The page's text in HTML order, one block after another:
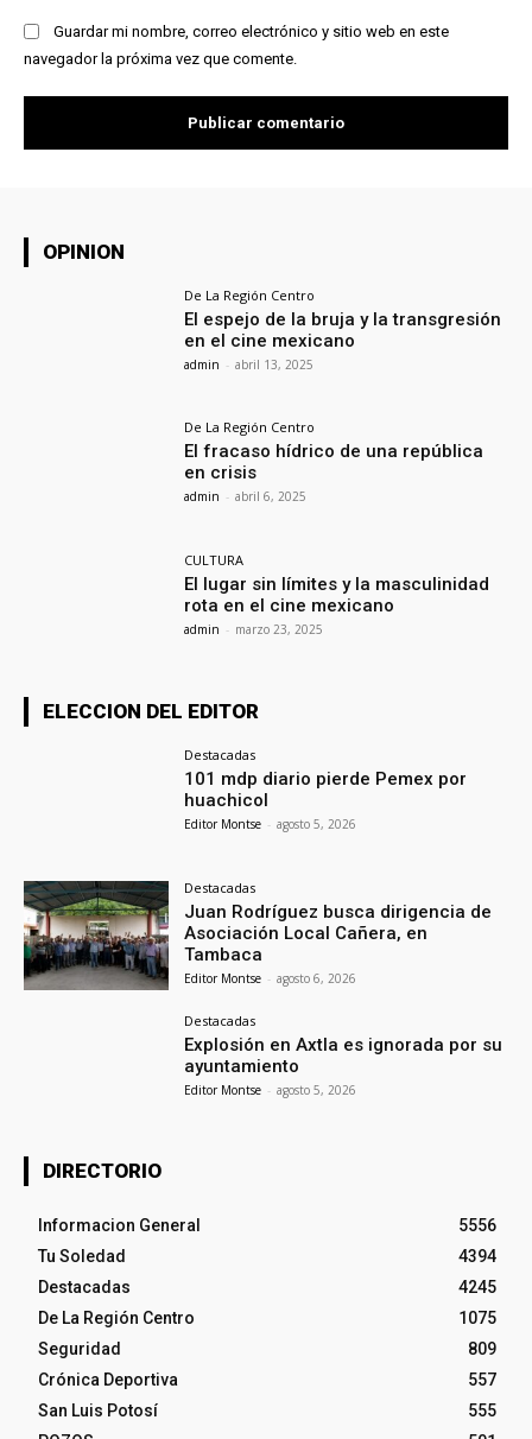
Guardar mi nombre, correo electrónico y sitio web en este
navegador la próxima vez que comente.
OPINION
De La Región Centro
El espejo de la bruja y la transgresión
en el cine mexicano
admin - abril 13, 2025
De La Región Centro
El fracaso hídrico de una república
en crisis
admin - abril 6, 2025
CULTURA
El lugar sin límites y la masculinidad
rota en el cine mexicano
admin - marzo 23, 2025
ELECCION DEL EDITOR
Destacadas
101 mdp diario pierde Pemex por
huachicol
Editor Montse - agosto 5, 2026
Destacadas
Juan Rodríguez busca dirigencia de
Asociación Local Cañera, en
Tambaca
Editor Montse - agosto 6, 2026
Destacadas
Explosión en Axtla es ignorada por su
ayuntamiento
Editor Montse - agosto 5, 2026
DIRECTORIO
Informacion General
5556
Tu Soledad
4394
Destacadas
4245
De La Región Centro
1075
Seguridad
809
Crónica Deportiva
557
San Luis Potosí
555